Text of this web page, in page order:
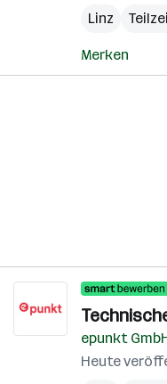
Linz
Merken
epunkt
Heute